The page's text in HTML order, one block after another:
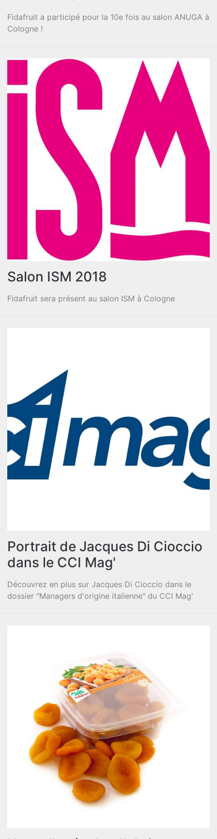
Fidafruit a participé pour la 10e fois au salon ANUGA à
Cologne !
Salon ISM 2018
Fidafruit sera présent au salon ISM à Cologne
Portrait de Jacques Di Cioccio
dans le CCI Mag'
Découvrez en plus sur Jacques Di Cioccio dans le
dossier "Managers d'origine italienne" du CCI Mag'